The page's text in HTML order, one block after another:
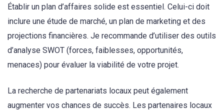
Établir un plan d’affaires solide est essentiel. Celui-ci doit
inclure une étude de marché, un plan de marketing et des
projections financières. Je recommande d’utiliser des outils
d’analyse SWOT (forces, faiblesses, opportunités,
menaces) pour évaluer la viabilité de votre projet.
La recherche de partenariats locaux peut également
augmenter vos chances de succès. Les partenaires locaux